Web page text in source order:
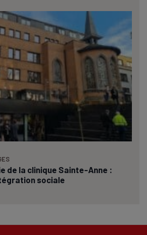
de la clinique Sainte-Anne :
sociale